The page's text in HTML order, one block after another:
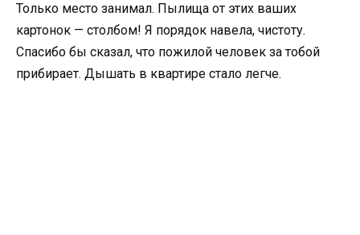
Только место занимал. Пылища от этих ваших
картонок — столбом! Я порядок навела, чистоту.
Спасибо бы сказал, что пожилой человек за тобой
прибирает. Дышать в квартире стало легче.